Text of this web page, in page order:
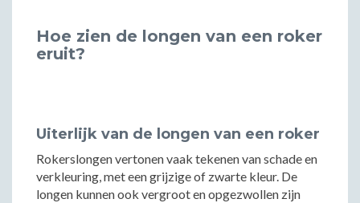
Hoe zien de longen van een roker
eruit?
Uiterlijk van de longen van een roker
Rokerslongen vertonen vaak tekenen van schade en
verkleuring, met een grijzige of zwarte kleur. De
longen kunnen ook vergroot en opgezwollen zijn